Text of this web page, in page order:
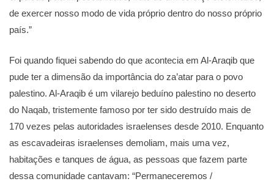
de exercer nosso modo de vida próprio dentro do nosso próprio
país.”
Foi quando fiquei sabendo do que acontecia em Al-Araqib que
pude ter a dimensão da importância do za’atar para o povo
palestino. Al-Araqib é um vilarejo beduíno palestino no deserto
do Naqab, tristemente famoso por ter sido destruído mais de
170 vezes pelas autoridades israelenses desde 2010. Enquanto
as escavadeiras israelenses demoliam, mais uma vez,
habitações e tanques de água, as pessoas que fazem parte
dessa comunidade cantavam: “Permaneceremos /